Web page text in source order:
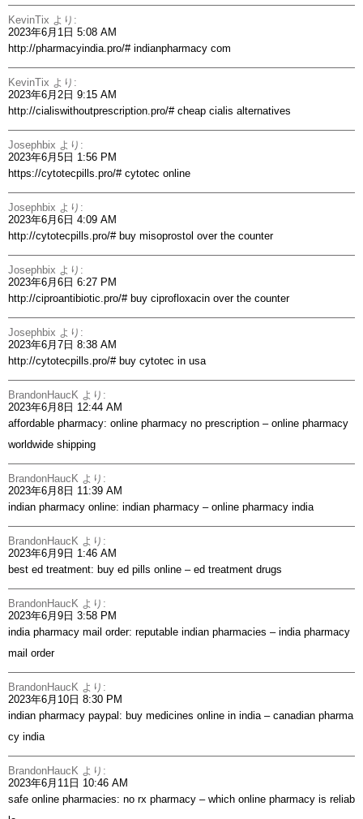
KevinTix より:
2023年6月1日 5:08 AM
http://pharmacyindia.pro/#indianpharmacy com
KevinTix より:
2023年6月2日 9:15 AM
http://cialiswithoutprescription.pro/#cheap cialis alternatives
Josephbix より:
2023年6月5日 1:56 PM
https://cytotecpills.pro/#cytotec online
Josephbix より:
2023年6月6日 4:09 AM
http://cytotecpills.pro/#buy misoprostol over the counter
Josephbix より:
2023年6月6日 6:27 PM
http://ciproantibiotic.pro/#buy ciprofloxacin over the counter
Josephbix より:
2023年6月7日 8:38 AM
http://cytotecpills.pro/#buy cytotec in usa
BrandonHaucK より:
2023年6月8日 12:44 AM
affordable pharmacy: online pharmacy no prescription – online pharmacy
worldwide shipping
BrandonHaucK より:
2023年6月8日 11:39 AM
indian pharmacy online: indian pharmacy – online pharmacy india
BrandonHaucK より:
2023年6月9日 1:46 AM
best ed treatment: buy ed pills online – ed treatment drugs
BrandonHaucK より:
2023年6月9日 3:58 PM
india pharmacy mail order: reputable indian pharmacies – india pharmacy
mail order
BrandonHaucK より:
2023年6月10日 8:30 PM
indian pharmacy paypal: buy medicines online in india – canadian pharma
cy india
BrandonHaucK より:
2023年6月11日 10:46 AM
safe online pharmacies: no rx pharmacy – which online pharmacy is reliab